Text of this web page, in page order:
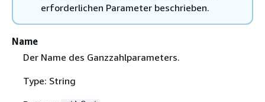
erforderlichen Parameter beschrieben.
Name
Der Name des Ganzzahlparameters.
Type: String